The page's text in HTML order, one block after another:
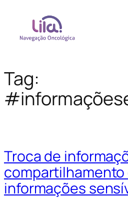
Tag:
Troca de
compartilhamento
informações